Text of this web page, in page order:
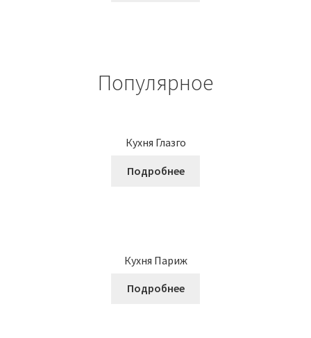
Популярное
Кухня Глазго
Подробнее
Кухня Париж
Подробнее